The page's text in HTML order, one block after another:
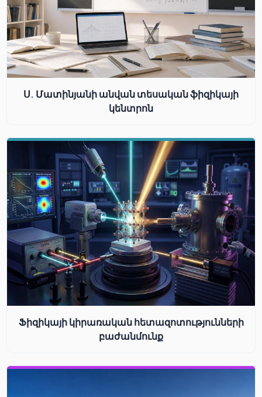
Ս. Մատինյանի անվան տեսական ֆիզիկայի
կենտրոն
Ֆիզիկայի կիրառական հետազոտությունների
բաժանմունք